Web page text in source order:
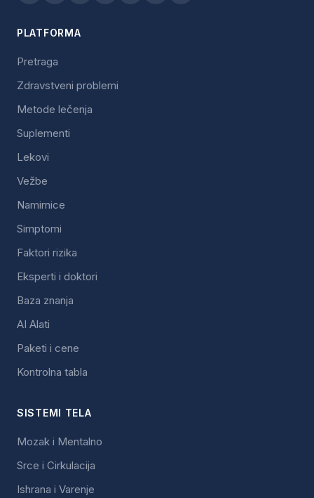
PLATFORMA
Pretraga
Zdravstveni problemi
Metode lečenja
Suplementi
Lekovi
Vežbe
Namirnice
Simptomi
Faktori rizika
Eksperti i doktori
Baza znanja
AI Alati
Paketi i cene
Kontrolna tabla
SISTEMI TELA
Mozak i Mentalno
Srce i Cirkulacija
Ishrana i Varenje